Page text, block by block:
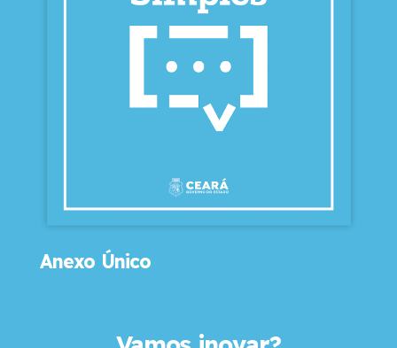
Anexo Único